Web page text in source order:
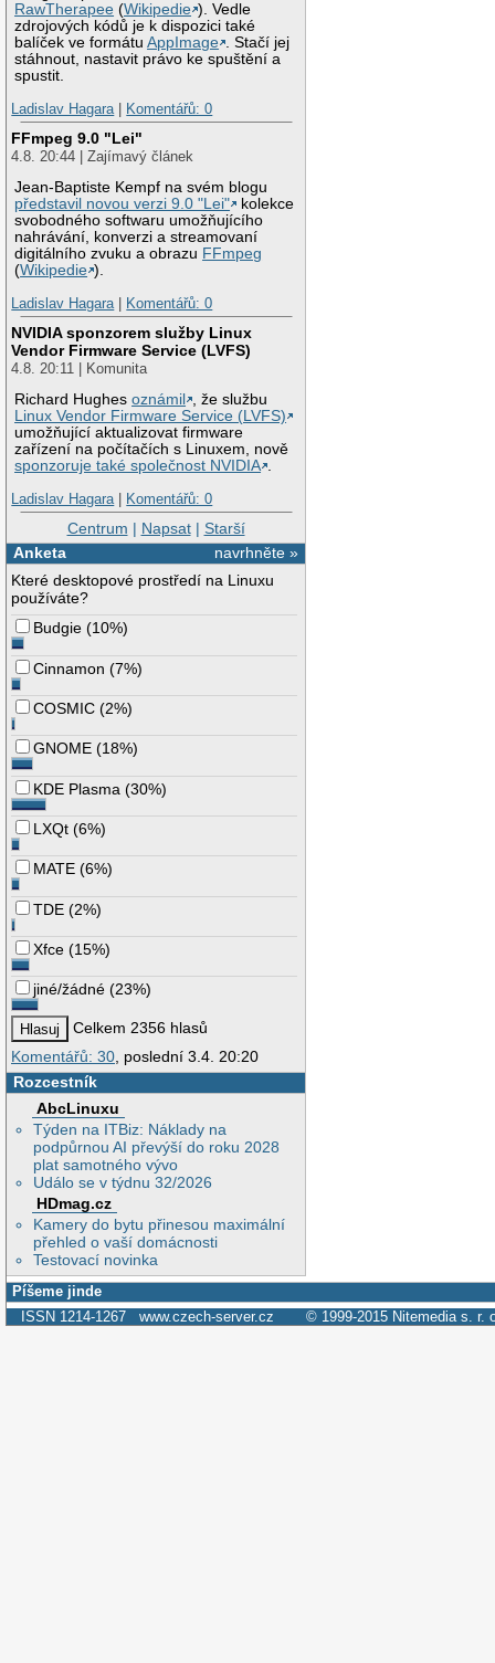
RawTherapee (Wikipedie ). Vedle
zdrojových kódů je k dispozici také
balíček ve formátuAppImage . Stačí jej
stáhnout, nastavit právo ke spuštění a
spustit.
Ladislav Hagara| Komentářů: 0
FFmpeg 9.0 "Lei"
4.8. 20:44 | Zajímavý článek
Jean-Baptiste Kempf na svém blogu
představil novou verzi 9.0 "Lei"
kolekce
svobodného softwaru umožňujícího
nahrávání, konverzi a streamovaní
digitálního zvuku a obrazu FFmpeg
(Wikipedie ).
Ladislav Hagara| Komentářů: 0
NVIDIA sponzorem služby Linux
Vendor Firmware Service (LVFS)
4.8. 20:11 | Komunita
Richard Hughesoznámil
, že službu
Linux Vendor Firmware Service (LVFS)
umožňující aktualizovat firmware
zařízení na počítačích s Linuxem, nově
sponzoruje také společnost NVIDIA .
Ladislav Hagara| Komentářů: 0
Centrum | Napsat| Starší
navrhněte »
Anketa
Které desktopové prostředí na Linuxu
používáte?
Budgie (10%)
Cinnamon (7%)
COSMIC (2%)
GNOME (18%)
KDE Plasma (30%)
LXQt (6%)
MATE (6%)
TDE (2%)
Xfce (15%)
jiné/žádné (23%)
Celkem 2356 hlasů
Komentářů: 30 , poslední 3.4. 20:20
Rozcestník
AbcLinuxu
Týden na ITBiz: Náklady na
podpůrnou AI převýší do roku 2028
plat samotného vývo
Událo se v týdnu 32/2026
HDmag.cz
Kamery do bytu přinesou maximální
přehled o vaší domácnosti
Testovací novinka
Píšeme jinde
ISSN 1214-1267 www.czech-server.cz © 1999-2015 Nitemedia s. r.